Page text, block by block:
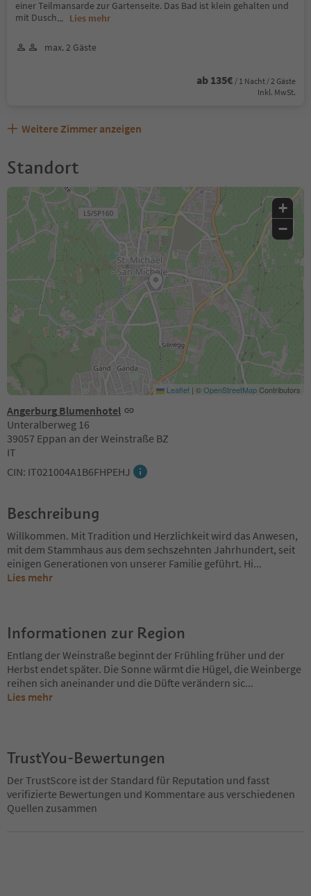
einer Teilmansarde zur Gartenseite. Das Bad ist klein gehalten und
mit Dusch... Lies mehr
max. 2 Gäste
ab 135€ / 1 Nacht / 2 Gäste
Inkl. MwSt.
Weitere Zimmer anzeigen
Standort
Angerburg Blumenhotel
Unteralberweg 16
39057 Eppan an der Weinstraße BZ
IT
CIN: IT021004A1B6FHPEHJ
+
−
Leaflet | ©OpenStreetMapContributors
Beschreibung
Willkommen. Mit Tradition und Herzlichkeit wird das Anwesen,
mit dem Stammhaus aus dem sechszehnten Jahrhundert, seit
einigen Generationen von unserer Familie geführt. Hi...
Lies mehr
Informationen zur Region
Entlang der Weinstraße beginnt der Frühling früher und der
Herbst endet später. Die Sonne wärmt die Hügel, die Weinberge
reihen sich aneinander und die Düfte verändern sic...
Lies mehr
TrustYou-Bewertungen
Der TrustScore ist der Standard für Reputation und fasst
verifizierte Bewertungen und Kommentare aus verschiedenen
Quellen zusammen